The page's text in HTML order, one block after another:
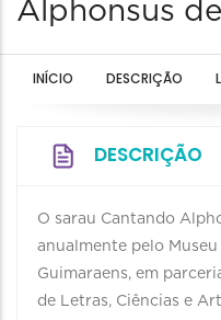
Alphonsus
INÍCIO DESCRIÇÃO
DESCRIÇÃO
O sarau Cantando
anualmente pelo
Guimaraens, em
de Letras, Ciências e